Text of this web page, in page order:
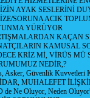
AYAK SESLERİNİ
SORUNA ACIK
YÜRÜYOR
KAÇAN
KAMUSAL
KRİZ Mİ, VİRÜS MÜ
NEDİR,?
Asker, Güvenlik Kuvvetleri
MUHALEFET
de Ne Oluyor, Neden